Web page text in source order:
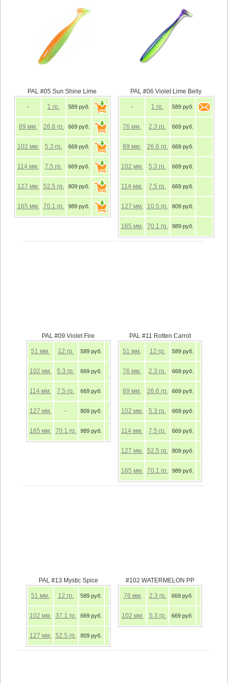
PAL #05 Sun Shine Lime
- 1 гр. 589 руб.
89 мм. 26.6 гр. 669 руб.
102 мм. 5.3 гр. 669 руб.
114 мм. 7.5 гр. 669 руб.
127 мм. 52.5 гр. 809 руб.
165 мм. 70.1 гр. 989 руб.
PAL #06 Violet Lime Belly
- 1 гр. 589 руб.
76 мм. 2.3 гр. 669 руб.
89 мм. 26.6 гр. 669 руб.
102 мм. 5.3 гр. 669 руб.
114 мм. 7.5 гр. 669 руб.
127 мм. 10.5 гр. 809 руб.
165 мм. 70.1 гр. 989 руб.
PAL #09 Violet Fire
51 мм. 12 гр. 589 руб.
102 мм. 5.3 гр. 669 руб.
114 мм. 7.5 гр. 669 руб.
127 мм. - 809 руб.
165 мм. 70.1 гр. 989 руб.
PAL #11 Rotten Carrot
51 мм. 12 гр. 589 руб.
76 мм. 2.3 гр. 669 руб.
89 мм. 26.6 гр. 669 руб.
102 мм. 5.3 гр. 669 руб.
114 мм. 7.5 гр. 669 руб.
127 мм. 52.5 гр. 809 руб.
165 мм. 70.1 гр. 989 руб.
PAL #13 Mystic Spice
51 мм. 12 гр. 589 руб.
102 мм. 37.1 гр. 669 руб.
127 мм. 52.5 гр. 809 руб.
#102 WATERMELON PP
76 мм. 2.3 гр. 669 руб.
102 мм. 5.3 гр. 669 руб.